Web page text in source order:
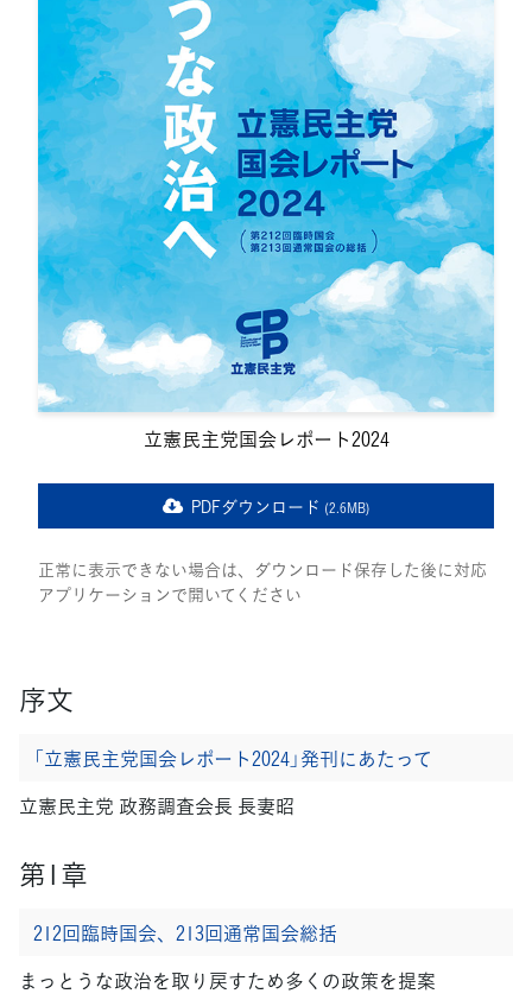
立憲民主党国会レポート2024
PDFダウンロード (2.6MB)
正常に表示できない場合は、ダウンロード保存した後に対応
アプリケーションで開いてください
序文
「立憲民主党国会レポート2024」発刊にあたって
立憲民主党 政務調査会長 長妻昭
第1章
212回臨時国会、213回通常国会総括
まっとうな政治を取り戻すため多くの政策を提案